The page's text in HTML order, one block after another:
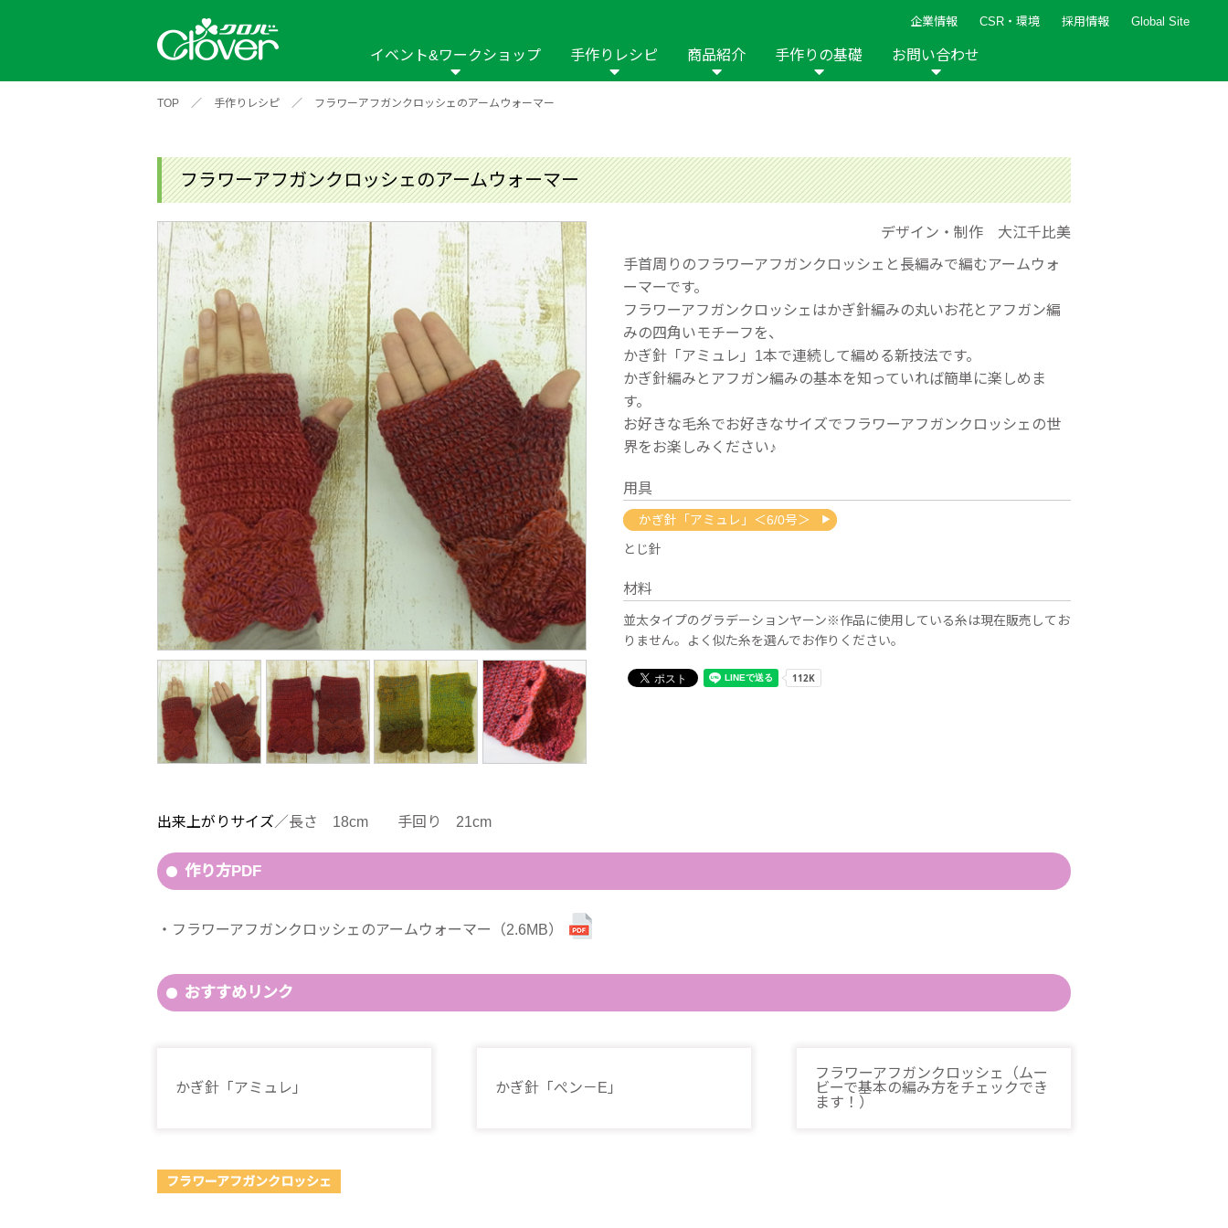
企業情報 CSR・環境 採用情報 Global Site
イベント&ワークショップ
ワークショップ
2026年 2025年 2024年
イベントレポート
2024年 2020年 2019年 2018年 2017年 2016年 2015年 2014年
手作りレシピ
アイテムから探す ソーイング パッチワーク・キルト
布の手芸
羊毛の手芸 刺しゅう
編み物 インテリア
その他
人気レシピ
商品紹介
新商品一覧 縫い針 ソーイング用品 はさみ ソーメニュ パッチワーク・キルト 手芸用品 編み針
編み物用品 インテリア 補修用品 ホビー材料・キット 作品本 おなまえつけグッズ ペーパークラフト
クロバーモチーフ ポルトボヌール
手作りの基礎 お問い合わせ
TOP ／ 手作りレシピ ／ フラワーアフガンクロッシェのアームウォーマー
フラワーアフガンクロッシェのアームウォーマー
デザイン・制作 大江千比美
手首周りのフラワーアフガンクロッシェと長編みで編むアームウォ
ーマーです。
フラワーアフガンクロッシェはかぎ針編みの丸いお花とアフガン編
みの四角いモチーフを、
かぎ針「アミュレ」1本で連続して編める新技法です。
かぎ針編みとアフガン編みの基本を知っていれば簡単に楽しめま
す。
お好きな毛糸でお好きなサイズでフラワーアフガンクロッシェの世
界をお楽しみください♪
用具
かぎ針「アミュレ」＜6/0号＞
とじ針
材料
並太タイプのグラデーションヤーン※作品に使用している糸は現在販売してお
りません。よく似た糸を選んでお作りください。
出来上がりサイズ／長さ 18cm 手回り 21cm
作り方PDF
フラワーアフガンクロッシェのアームウォーマー（2.6MB）
おすすめリンク
かぎ針「アミュレ」 かぎ針「ぺン－E」
フラワーアフガンクロッシェ（ムー
ビーで基本の編み方をチェックでき
ます！）
フラワーアフガンクロッシェ